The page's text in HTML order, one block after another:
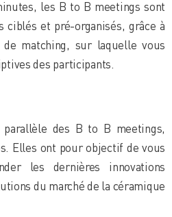
les B to B meetings sont
ciblés et pré-organisés, grâce à
de matching, sur laquelle vous
des participants.
des B to B meetings,
Elles ont pour objectif de vous
les dernières innovations
du marché de la céramique